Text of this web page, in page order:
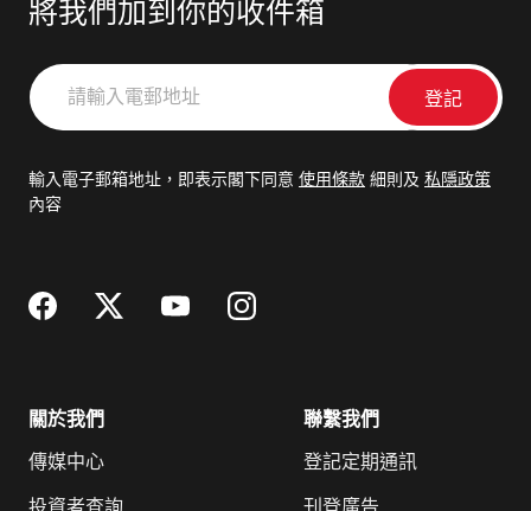
將我們加到你的收件箱
請
輸
郵
輸入電子郵箱地址，即表示閣下同意 使用條款 細則及 私隱政策
內容
關於我們
傳媒中心
聯繫我們
登記定期通訊